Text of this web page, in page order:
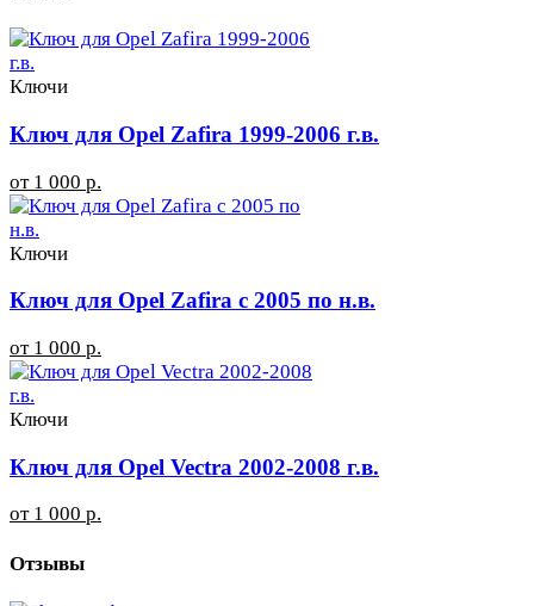
Ключи
Ключ для Opel Zafira 1999-2006 г.в.
от 1 000 р.
Ключи
Ключ для Opel Zafira с 2005 по н.в.
от 1 000 р.
Ключи
Ключ для Opel Vectra 2002-2008 г.в.
от 1 000 р.
Отзывы